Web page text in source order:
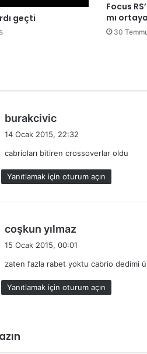
geçti
Focus
mı
30
burakcivic
i
k
i
14 Ocak 2015, 22:32
cabrioları bitiren crossoverlar oldu
Yanıtlamak için oturum açın
coşkun yılmaz
i
k
i
15 Ocak 2015, 00:01
zaten fazla rabet yoktu cabrio dedimi
Yanıtlamak için oturum açın